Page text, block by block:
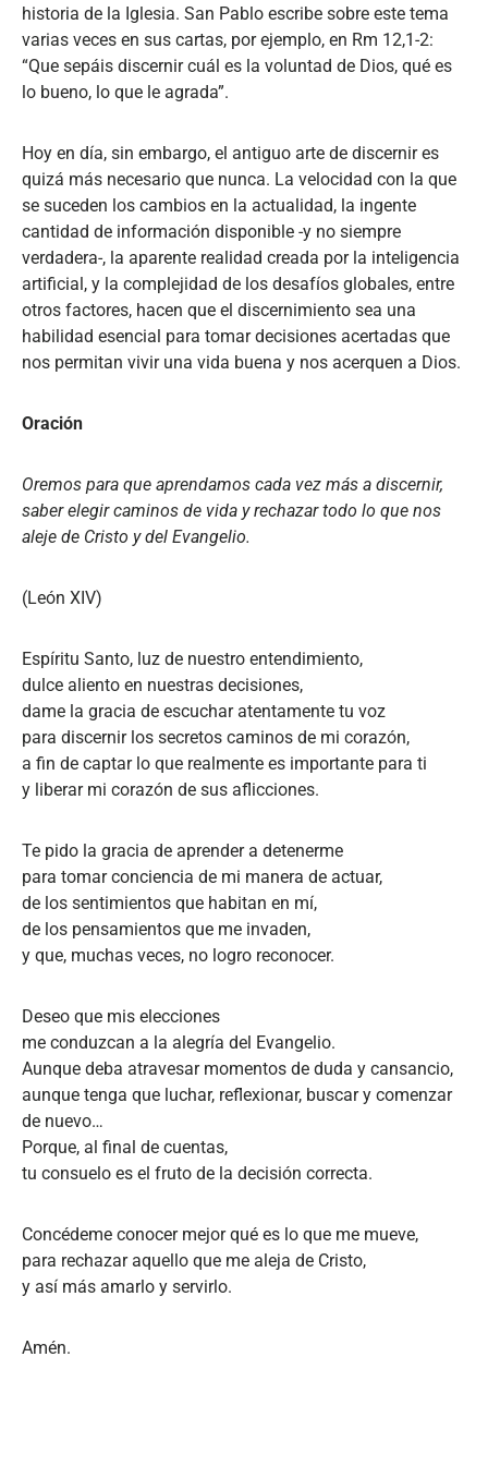
historia de la Iglesia. San Pablo escribe sobre este tema
varias veces en sus cartas, por ejemplo, en Rm 12,1-2:
“Que sepáis discernir cuál es la voluntad de Dios, qué es
lo bueno, lo que le agrada”.
Hoy en día, sin embargo, el antiguo arte de discernir es
quizá más necesario que nunca. La velocidad con la que
se suceden los cambios en la actualidad, la ingente
cantidad de información disponible -y no siempre
verdadera-, la aparente realidad creada por la inteligencia
artificial, y la complejidad de los desafíos globales, entre
otros factores, hacen que el discernimiento sea una
habilidad esencial para tomar decisiones acertadas que
nos permitan vivir una vida buena y nos acerquen a Dios.
Oración
Oremos para que aprendamos cada vez más a discernir,
saber elegir caminos de vida y rechazar todo lo que nos
aleje de Cristo y del Evangelio.
(León XIV)
Espíritu Santo, luz de nuestro entendimiento,
dulce aliento en nuestras decisiones,
dame la gracia de escuchar atentamente tu voz
para discernir los secretos caminos de mi corazón,
a fin de captar lo que realmente es importante para ti
y liberar mi corazón de sus aflicciones.
Te pido la gracia de aprender a detenerme
para tomar conciencia de mi manera de actuar,
de los sentimientos que habitan en mí,
de los pensamientos que me invaden,
y que, muchas veces, no logro reconocer.
Deseo que mis elecciones
me conduzcan a la alegría del Evangelio.
Aunque deba atravesar momentos de duda y cansancio,
aunque tenga que luchar, reflexionar, buscar y comenzar
de nuevo…
Porque, al final de cuentas,
tu consuelo es el fruto de la decisión correcta.
Concédeme conocer mejor qué es lo que me mueve,
para rechazar aquello que me aleja de Cristo,
y así más amarlo y servirlo.
Amén.